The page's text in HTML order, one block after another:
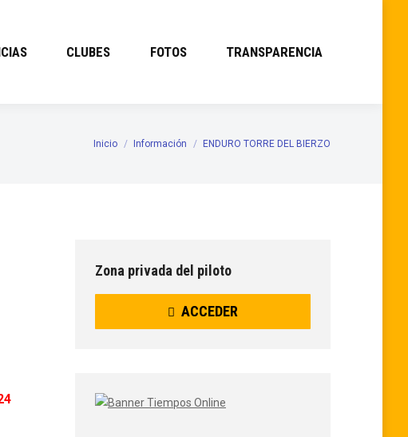
CLUBES FOTOS TRANSPARENCIA
Estás aquí:
Inicio Información ENDURO TORRE DEL BIERZO
Zona privada del piloto
ACCEDER